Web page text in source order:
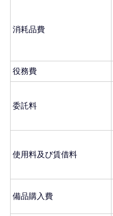
消耗品費
役務費
委託料
使用料及び賃借料
備品購入費